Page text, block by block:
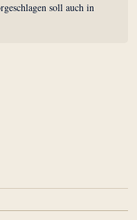
soll auch in